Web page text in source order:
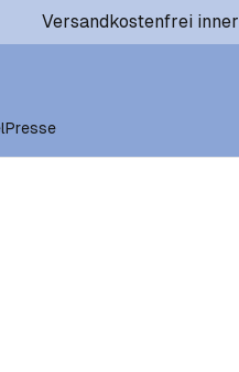
Versandkostenfrei
Presse